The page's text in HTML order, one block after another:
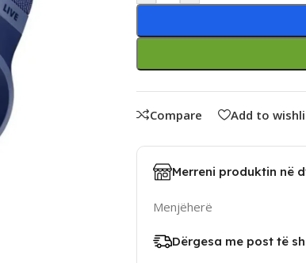
Compare Add to
Merreni produktin në
Menjëherë
Dërgesa me post të